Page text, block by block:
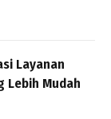
Layanan
Lebih Mudah